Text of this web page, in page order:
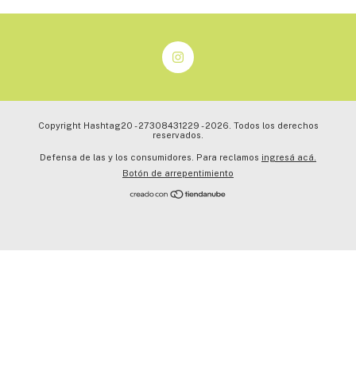
Copyright Hashtag20 - 27308431229 - 2026. Todos los derechos
reservados.
Defensa de las y los consumidores. Para reclamos ingresá acá.
Botón de arrepentimiento